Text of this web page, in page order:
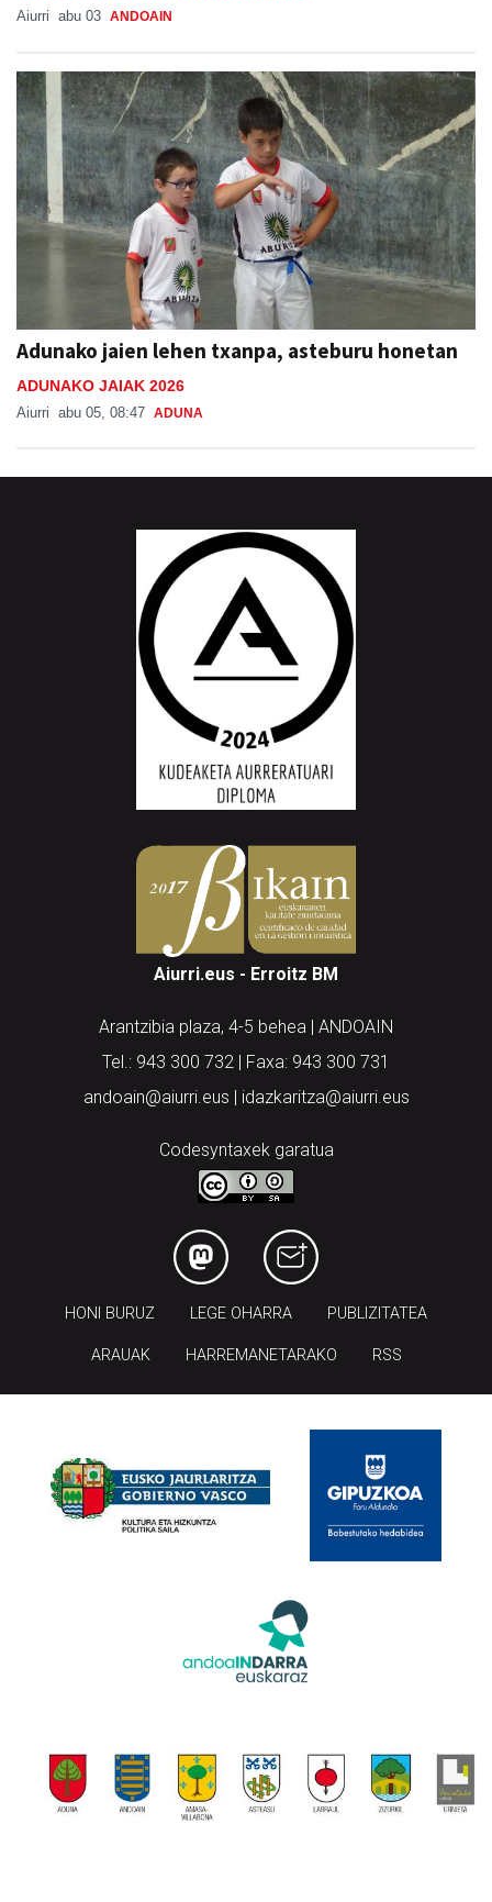
Aiurri abu 03 ANDOAIN
Adunako jaien lehen txanpa, asteburu honetan
ADUNAKO JAIAK 2026
Aiurri abu 05, 08:47 ADUNA
Aiurri.eus - Erroitz BM
Arantzibia plaza, 4-5 behea | ANDOAIN
Tel.: 943 300 732 | Faxa: 943 300 731
andoain@aiurri.eus | idazkaritza@aiurri.eus
Codesyntaxek garatua
HONI BURUZ LEGE OHARRA PUBLIZITATEA
ARAUAK HARREMANETARAKO RSS